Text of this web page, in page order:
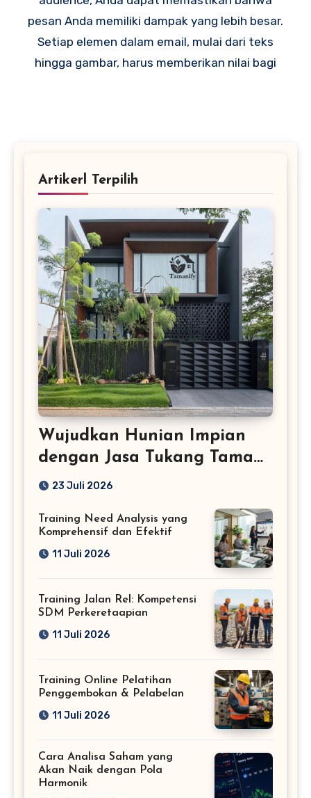
pesan Anda memiliki dampak yang lebih besar.
Setiap elemen dalam email, mulai dari teks
hingga gambar, harus memberikan nilai bagi
Artikerl Terpilih
Wujudkan Hunian Impian
dengan Jasa Tukang Taman
Profesional
23 Juli 2026
Training Need Analysis yang
Komprehensif dan Efektif
11 Juli 2026
Training Jalan Rel: Kompetensi
SDM Perkeretaapian
11 Juli 2026
Training Online Pelatihan
Penggembokan & Pelabelan
11 Juli 2026
Cara Analisa Saham yang
Akan Naik dengan Pola
Harmonik